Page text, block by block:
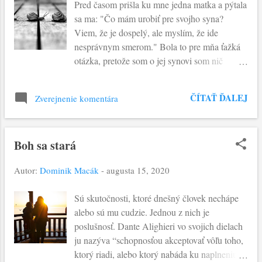
týždeň, ide o pešiu púť, ktorá trvá dni, týždne a
pre niektorých i mesiace. Ja som sa rozhodol
pre cestu, ktorá začína v horskom stredovekom
kláštore, v ktorom boli prijímaní pútnici, čo
prichádzali z Francúzska cez Pyreneje a
prezeral fotky z tejto hraničnej dedinky s 30
obyvateľmi, našiel som jednu s návestnou
tabuľou, ktorá oznamovala vzdialenosť do
Pred časom prišla ku mne jedna matka a pýtala
sa ma: "Čo mám urobiť pre svojho syna?
Viem, že je dospelý, ale myslím, že ide
nesprávnym smerom." Bola to pre mňa ťažká
otázka, pretože som o jej synovi som nič
povrchne, ale nie je. Modlitba za niekoho
znamená spojivko medzi Božou a ľudskou
vôľou. Dnešné evanjelium nám ponúka skvelý
príklad. Kanaánska žena prosí za svoju dcéru:
Dcéru mi hrozne trápi zlý duch." Je to
pomoc. Ale na druhej strane prejavuje lásku k
svojej dcére. Jej život sa pohybuje medzi
Božou vôľou a láskou k svojej dcére. V jej
modlitbe vidíme dva atribúty: odvahu a
trpezlivosť. Odvaha ju oslobodzuje od strachu
Zverejnenie komentára ČÍTAŤ ĎALEJ
Boh sa stará
Autor: Dominik Macák - augusta 15, 2020
Sú skutočnosti, ktoré dnešný človek nechápe
alebo sú mu cudzie. Jednou z nich je
poslušnosť. Dante Alighieri vo svojich dielach
ju nazýva “schopnosťou akceptovať vôľu toho,
ktorý riadi, alebo ktorý nabáda ku naplneniu